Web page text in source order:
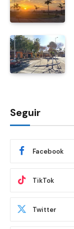
Seguir
Facebook
TikTok
Twitter